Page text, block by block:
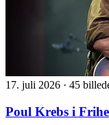
17. juli 2026 · 45
Poul Krebs i